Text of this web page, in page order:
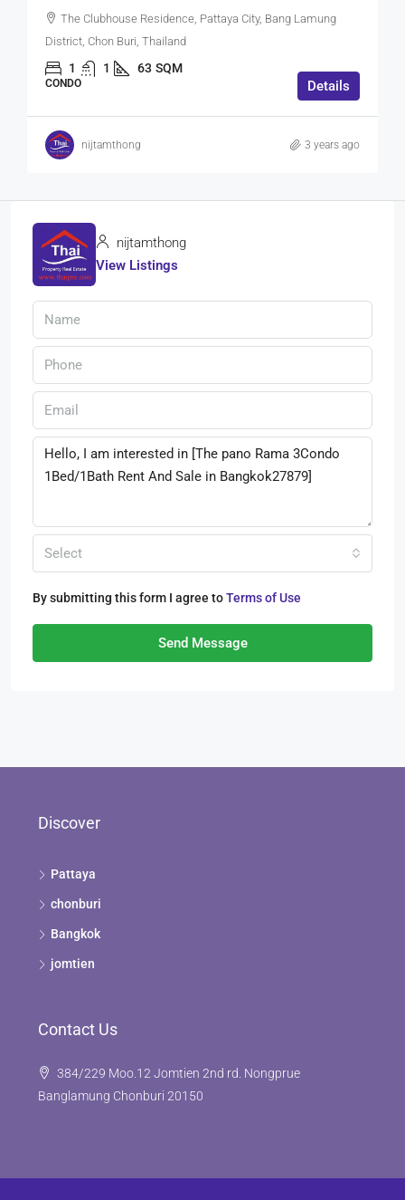
The Clubhouse Residence, Pattaya City, Bang Lamung
District, Chon Buri, Thailand
1 1 63 SQM
CONDO Details
nijtamthong 3 years ago
nijtamthong
View Listings
Select
By submitting this form I agree toTerms of Use
Send Message
Discover
Pattaya
chonburi
Bangkok
jomtien
Contact Us
384/229 Moo.12 Jomtien 2nd rd. Nongprue
Banglamung Chonburi 20150